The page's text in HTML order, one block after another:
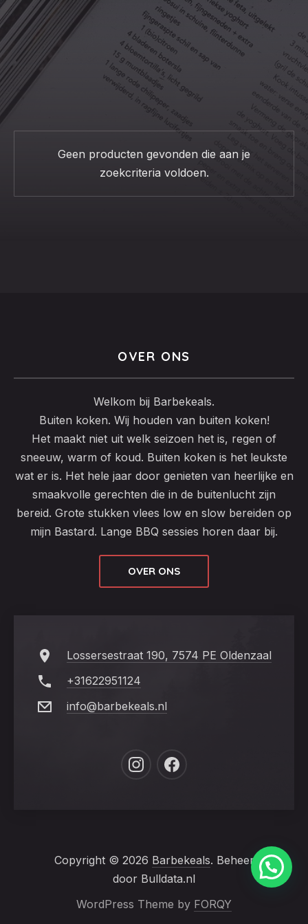
Geen producten gevonden die aan je
zoekcriteria voldoen.
OVER ONS
Welkom bij Barbekeals.
Buiten koken. Wij houden van buiten koken!
Het maakt niet uit welk seizoen het is, regen of
sneeuw, warm of koud. Buiten koken is het leukste
wat er is. Het hele jaar door genieten van heerlijke en
smaakvolle gerechten die in de buitenlucht zijn
bereid. Grote stukken vlees low en slow bereiden op
mijn Bastard. Lange BBQ sessies horen daar bij.
OVER ONS
Lossersestraat 190, 7574 PE Oldenzaal
+31622951124
info@barbekeals.nl
New
New
Copyright © 2026 Barbekeals. Beheer
door Bulldata.nl
WordPress Theme by FORQY